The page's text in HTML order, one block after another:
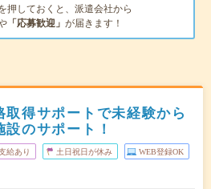
押しておくと、派遣会社から
「応募歓迎」 が届きます！
取得サポートで未経験から
のサポート！
給あり 土日祝日が休み WEB登録OK